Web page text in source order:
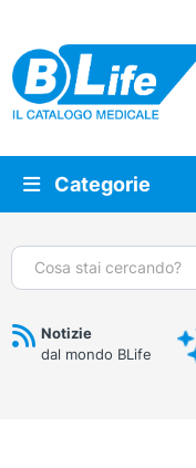
Vai al contenuto principale
Categorie
Cerca:
Notizie
dal mondo BLife